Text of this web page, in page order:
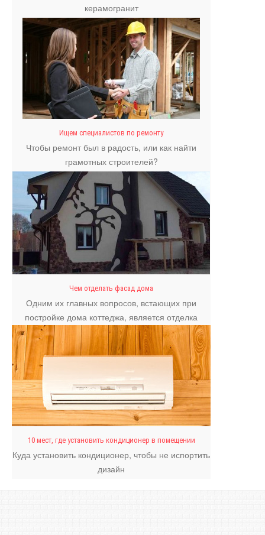
керамогранит
Ищем специалистов по ремонту
Чтобы ремонт был в радость, или как найти
грамотных строителей?
Чем отделать фасад дома
Одним их главных вопросов, встающих при
постройке дома коттеджа, является отделка
фасада.
10 мест, где установить кондиционер в помещении
Куда установить кондиционер, чтобы не испортить
дизайн